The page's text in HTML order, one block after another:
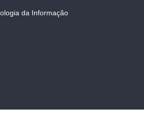
da Informação